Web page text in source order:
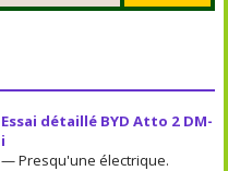
Essai détaillé BYD Atto 2 DM-
i
— Presqu'une électrique.